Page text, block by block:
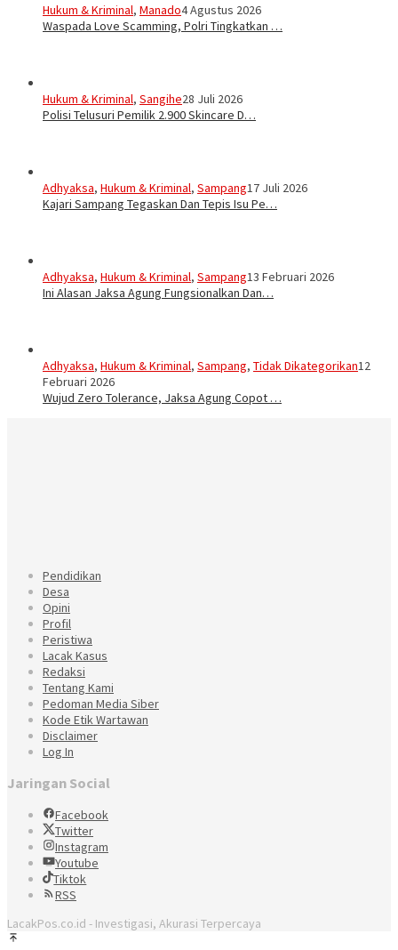
Hukum & Kriminal, Manado4 Agustus 2026
Waspada Love Scamming, Polri Tingkatkan …
Hukum & Kriminal, Sangihe28 Juli 2026
Polisi Telusuri Pemilik 2.900 Skincare D…
Adhyaksa, Hukum & Kriminal, Sampang17 Juli 2026
Kajari Sampang Tegaskan Dan Tepis Isu Pe…
Adhyaksa, Hukum & Kriminal, Sampang13 Februari 2026
Ini Alasan Jaksa Agung Fungsionalkan Dan…
Adhyaksa, Hukum & Kriminal, Sampang, Tidak Dikategorikan12
Februari 2026
Wujud Zero Tolerance, Jaksa Agung Copot …
Pendidikan
Desa
Opini
Profil
Peristiwa
Lacak Kasus
Redaksi
Tentang Kami
Pedoman Media Siber
Kode Etik Wartawan
Disclaimer
Log In
Jaringan Social
Facebook
Twitter
Instagram
Youtube
Tiktok
RSS
LacakPos.co.id - Investigasi, Akurasi Terpercaya